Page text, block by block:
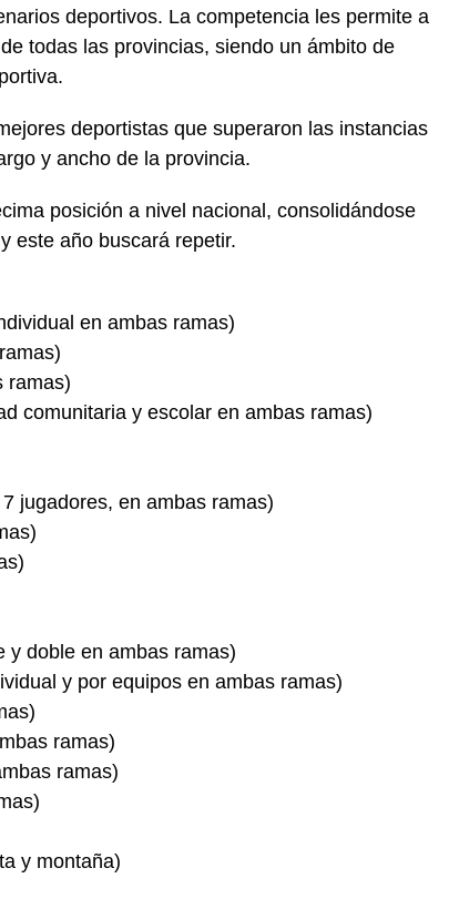
deportivos. La competencia les permite a
todas las provincias, siendo un ámbito de
deportistas que superaron las instancias
y ancho de la provincia.
posición a nivel nacional, consolidándose
este año buscará repetir.
en ambas ramas)
ramas)
comunitaria y escolar en ambas ramas)
jugadores, en ambas ramas)
y doble en ambas ramas)
y por equipos en ambas ramas)
ramas)
ramas)
y montaña)